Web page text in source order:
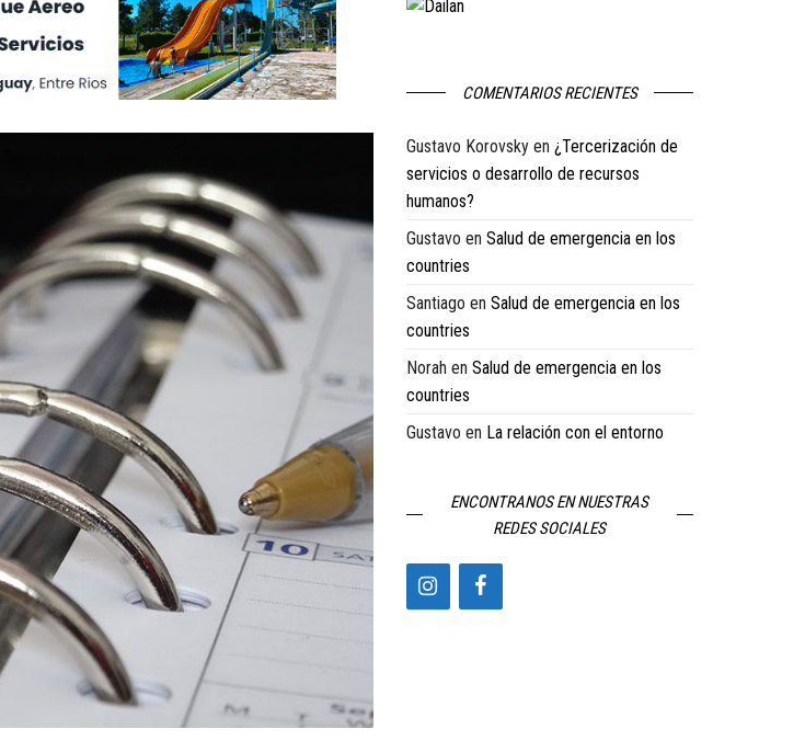
COMENTARIOS RECIENTES
Gustavo Korovskyen ¿Tercerización de
servicios o desarrollo de recursos
humanos?
Gustavo en Salud de emergencia en los
countries
Santiago en Salud de emergencia en los
countries
Norah en Salud de emergencia en los
countries
Gustavo en La relación con el entorno
ENCONTRANOS EN NUESTRAS
REDES SOCIALES